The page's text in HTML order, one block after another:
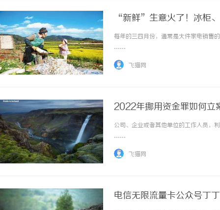
“新鲜”生意火了！冰柜
每年的三四月份，通常是大件家电销售
……
飞猫网
2022年挪用资金罪如何立
公司、企业或者其他单位的工作人员，
……
飞猫网
电信无限流量卡公众号丁